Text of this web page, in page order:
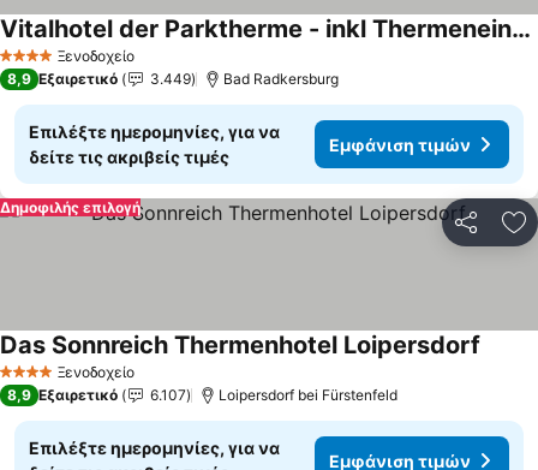
4 ΑστέριαΞενοδοχείο
Vitalhotel der Parktherme - inkl Thermeneintritt & Sauna
Εμφάνιση τιμών
8,9 Εξαιρετικό 3.449 Bad Radkersburg
Επιλέξτε ημερομηνίες, για να
δείτε τις ακριβείς τιμές
Εμφάνιση τιμών
Δημοφιλής επιλογή
4 ΑστέριαΞενοδοχείο
Das Sonnreich Thermenhotel Loipersdorf
8,9 Εξαιρετικό 6.107 Loipersdorf bei Fürstenfeld
Επιλέξτε ημερομηνίες, για να
Εμφάνιση τιμών